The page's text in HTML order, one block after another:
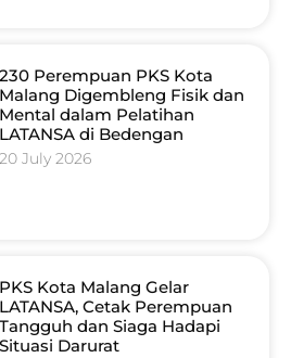
230 Perempuan PKS Kota
Malang Digembleng Fisik dan
Mental dalam Pelatihan
LATANSA di Bedengan
20 July 2026
PKS Kota Malang Gelar
LATANSA, Cetak Perempuan
Tangguh dan Siaga Hadapi
Situasi Darurat